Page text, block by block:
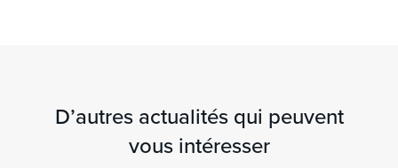
D’autres actualités qui peuvent
vous intéresser